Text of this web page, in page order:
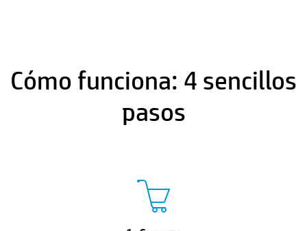
Cómo funciona: 4 sencillos
pasos